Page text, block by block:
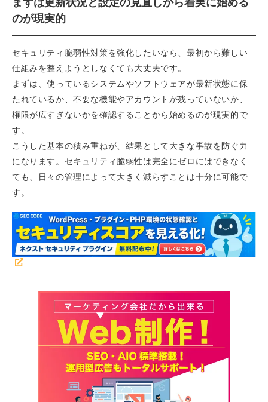
のが現実的
セキュリティ脆弱性対策を強化したいなら、最初から難しい
仕組みを整えようとしなくても大丈夫です。
まずは、使っているシステムやソフトウェアが最新状態に保
たれているか、不要な機能やアカウントが残っていないか、
権限が広すぎないかを確認することから始めるのが現実的で
す。
こうした基本の積み重ねが、結果として大きな事故を防ぐ力
になります。セキュリティ脆弱性は完全にゼロにはできなく
ても、日々の管理によって大きく減らすことは十分に可能で
す。